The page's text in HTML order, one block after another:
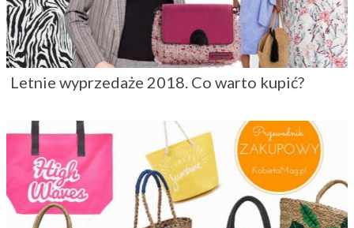
Letnie wyprzedaże 2018. Co warto kupić?